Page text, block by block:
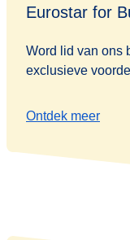
Eurostar for
Word lid van ons
exclusieve
Ontdek meer